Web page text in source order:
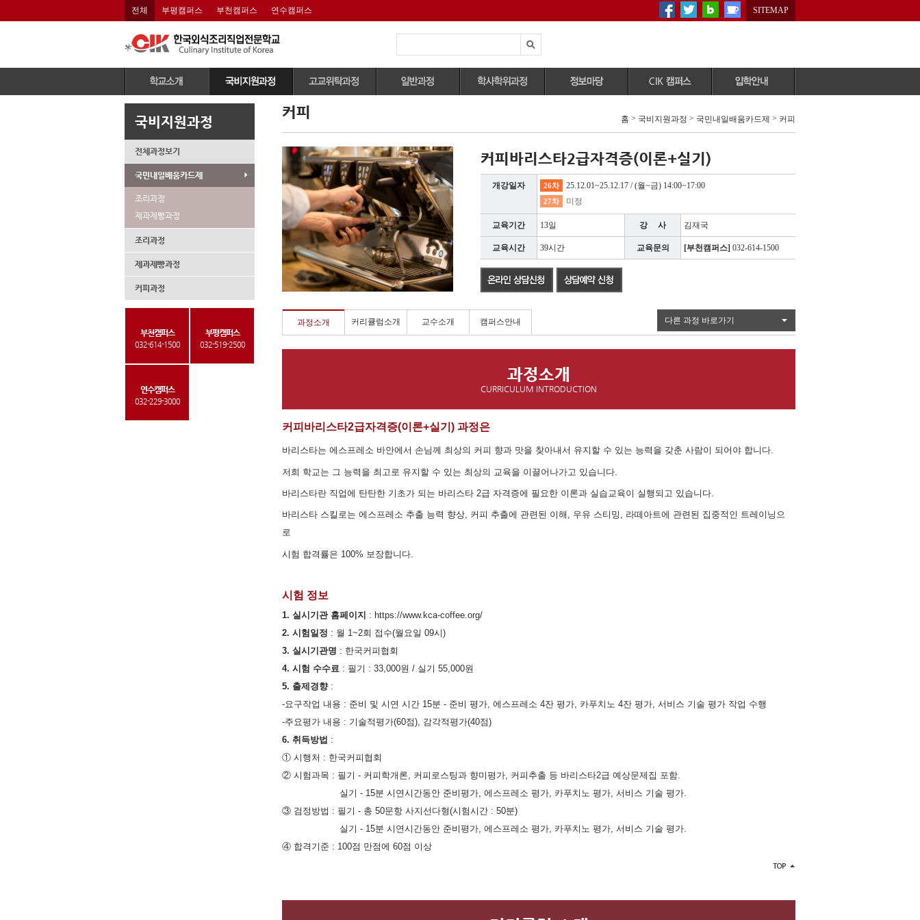
전체 부평캠퍼스 부천캠퍼스 연수캠퍼스 SITEMAP
연혁 및 수상내역
CIK 비전
CIK 교육특징
산학협력MOU
학교시설
학교강사안내
인재채용
제과제빵과정
전체과정보기
기능사)
제과제빵기능사
파티쉐과
제과제빵기능사
바리스타과
정규과정
영셰프/영파티셰 과
정
취미&원데이클래스
작품연구과정
대회지도과정
국내외 취업정보
구인구직정보
자료실
증명서 발급안내
CIK미디어
People&story
CIK홍보자료실
커피 홈 > 국비지원과정 > 국민내일배움카드제 > 커피
커피바리스타2급자격증(이론+실기)
개강일자 26차 25.12.01~25.12.17 / (월~금) 14:00~17:00
27차 미정
교육기간 13일 강 사 김재국
교육시간 39시간 교육문의 [부천캠퍼스] 032-614-1500
과정소개 커리큘럼소개 교수소개 캠퍼스안내 다른 과정 바로가기
과정소개
CURRICULUM INTRODUCTION
커피바리스타2급자격증(이론+실기) 과정은
바리스타는 에스프레소 바안에서 손님께 최상의 커피 향과 맛을 찾아내서 유지할 수 있는 능력을 갖춘 사람이 되어야 합니다.
저희 학교는 그 능력을 최고로 유지할 수 있는 최상의 교육을 이끌어나가고 있습니다.
바리스타란 직업에 탄탄한 기초가 되는 바리스타 2급 자격증에 필요한 이론과 실습교육이 실행되고 있습니다.
바리스타 스킬로는 에스프레소 추출 능력 향상, 커피 추출에 관련된 이해, 우유 스티밍, 라떼아트에 관련된 집중적인 트레이닝으
로
시험 합격률은 100% 보장합니다.
시험 정보
1. 실시기관 홈페이지 : https://www.kca-coffee.org/
2. 시험일정 : 월 1~2회 접수(월요일 09시)
3. 실시기관명 : 한국커피협회
4. 시험 수수료 : 필기 : 33,000원 / 실기 55,000원
5. 출제경향 :
-요구작업 내용 : 준비 및 시연 시간 15분 - 준비 평가, 에스프레소 4잔 평가, 카푸치노 4잔 평가, 서비스 기술 평가 작업 수행
-주요평가 내용 : 기술적평가(60점), 감각적평가(40점)
6. 취득방법 :
① 시행처 : 한국커피협회
② 시험과목 : 필기 - 커피학개론, 커피로스팅과 향미평가, 커피추출 등 바리스타2급 예상문제집 포함.
실기 - 15분 시연시간동안 준비평가, 에스프레소 평가, 카푸치노 평가, 서비스 기술 평가.
③ 검정방법 : 필기 - 총 50문항 사지선다형(시험시간 : 50분)
실기 - 15분 시연시간동안 준비평가, 에스프레소 평가, 카푸치노 평가, 서비스 기술 평가.
④ 합격기준 : 100점 만점에 60점 이상
국비지원과정
전체과정보기
국민내일배움카드제
조리과정
제과제빵과정
조리과정
제과제빵과정
커피과정
부천캠퍼스
032-614-1500
부평캠퍼스
032-519-2500
연수캠퍼스
032-229-3000